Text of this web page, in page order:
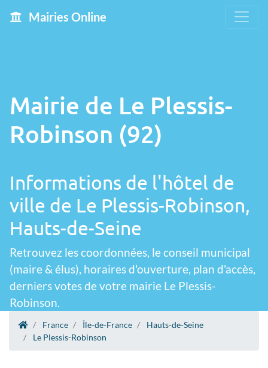
Mairies Online
Mairie de Le Plessis-
Robinson (92)
Informations de l'hôtel de
ville de Le Plessis-Robinson,
Hauts-de-Seine
Retrouvez les coordonnées, le conseil municipal
(maire & élus), horaires d'ouverture, plan d'accès,
derniers votes de votre mairie Le Plessis-
Robinson.
France Île-de-France
Hauts-de-Seine
Le Plessis-Robinson